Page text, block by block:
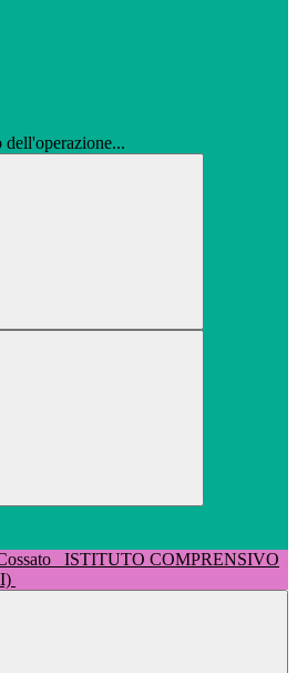
dell'operazione...
ISTITUTO COMPRENSIVO